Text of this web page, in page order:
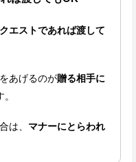
エストであれば渡して
あげるのが贈る相手に
は、 マナーにとらわれ